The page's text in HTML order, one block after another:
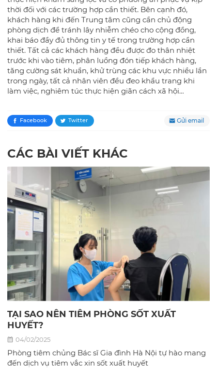
thời đối với các trường hợp cần thiết. Bên cạnh đó,
khách hàng khi đến Trung tâm cũng cần chủ động
phòng dịch để tránh lây nhiễm chéo cho cộng đồng,
khai báo đầy đủ thông tin y tế trong trường hợp cần
thiết. Tất cả các khách hàng đều được đo thân nhiệt
trước khi vào tiêm, phân luồng đón tiếp khách hàng,
tăng cường sát khuẩn, khử trùng các khu vực nhiều lần
trong ngày, tất cả nhân viên đều đeo khẩu trang khi
làm việc, nghiêm túc thực hiện giãn cách xã hội…
Facebook Twitter Gửi email
CÁC BÀI VIẾT KHÁC
TẠI SAO NÊN TIÊM PHÒNG SỐT XUẤT
HUYẾT?
04/02/2025
Phòng tiêm chủng Bác sĩ Gia đình Hà Nội tự hào mang
đến dịch vụ tiêm vắc xin sốt xuất huyết